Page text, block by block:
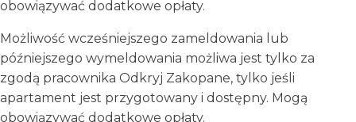
obowiązywać dodatkowe opłaty.
Możliwość wcześniejszego zameldowania lub
późniejszego wymeldowania możliwa jest tylko za
zgodą pracownika Odkryj Zakopane, tylko jeśli
apartament jest przygotowany i dostępny. Mogą
obowiązywać dodatkowe opłaty.